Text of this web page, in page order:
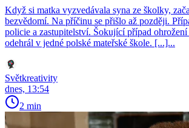
Když si matka vyzvedávala syna ze školky,
bezvědomí. Na příčinu se přišlo až později.
policie a zastupitelství. Šokující případ ohrožení
odehrál v jedné polské mateřské škole. [...]...
Světkreativity
dnes, 13:54
2 min